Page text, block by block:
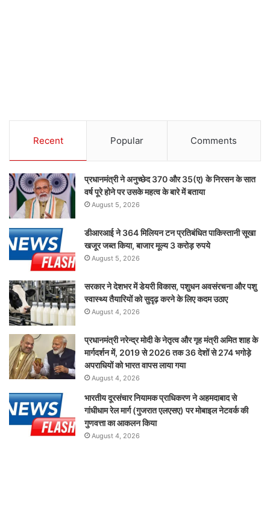
Recent Popular Comments
प्रधानमंत्री ने अनुच्छेद 370 और 35(ए) के निरसन के सात
वर्ष पूरे होने पर उसके महत्व के बारे में बताया
August 5, 2026
डीआरआई ने 364 मिलियन टन प्रतिबंधित पाकिस्तानी सूखा
खजूर जब्त किया, बाजार मूल्य 3 करोड़ रुपये
August 5, 2026
सरकार ने देशभर में डेयरी विकास, पशुधन अवसंरचना और पशु
स्वास्थ्य तैयारियों को सुदृढ़ करने के लिए कदम उठाए
August 4, 2026
प्रधानमंत्री नरेन्द्र मोदी के नेतृत्व और गृह मंत्री अमित शाह के
मार्गदर्शन में, 2019 से 2026 तक 36 देशों से 274 भगोड़े
अपराधियों को भारत वापस लाया गया
August 4, 2026
भारतीय दूरसंचार नियामक प्राधिकरण ने अहमदाबाद से
गांधीधाम रेल मार्ग (गुजरात एलएसए) पर मोबाइल नेटवर्क की
गुणवत्ता का आकलन किया
August 4, 2026